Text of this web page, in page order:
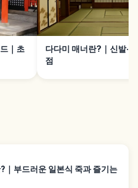
｜초
다다미 매너란?｜신발·짐
점
｜부드러운 일본식 죽과 즐기는